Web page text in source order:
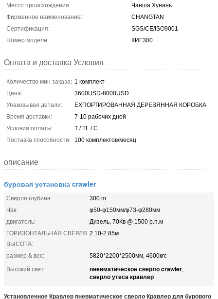
Место происхождения:
Чанша Хунань
Фирменное наименование:
CHANGTAN
Сертификация:
SGS/CE/ISO9001
Номер модели:
КИГ300
Оплата и доставка Условия
Количество мин заказа: 1 комплект
Цена:
3600USD-8000USD
Упаковывая детали:
ЕХПОРТИРОВАННАЯ ДЕРЕВЯННАЯ КОРОБКА
Время доставки:
7-10 рабочих дней
Условия оплаты:
T / TL / C
Поставка способности:
100 комплектов/месяц
описание
буровая установка crawler
Сверля глубина:
300 m
Чак:
φ50-φ150мм/φ73-φ280мм
двигатель:
Дизель, 70Кв @ 1500 р.п.м
ГОРИЗОНТАЛЬНАЯ СВЕРЛЯ
ВЫСОТА:
2.10-2.85м
размер & вес:
5820*2200*2500мм, 4600кгс
Высокий свет:
пневматическое сверло crawler,
сверло утеса кравлер
Установленное Кравлер пневматическое сверло Кравлер для бурового